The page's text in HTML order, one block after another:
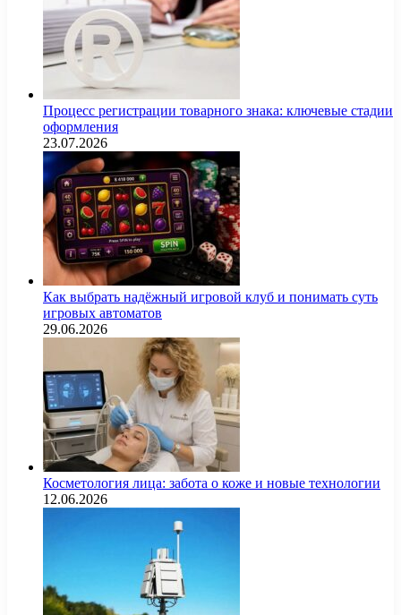
Процесс регистрации товарного знака: ключевые стадии
оформления
23.07.2026
Как выбрать надёжный игровой клуб и понимать суть
игровых автоматов
29.06.2026
Косметология лица: забота о коже и новые технологии
12.06.2026